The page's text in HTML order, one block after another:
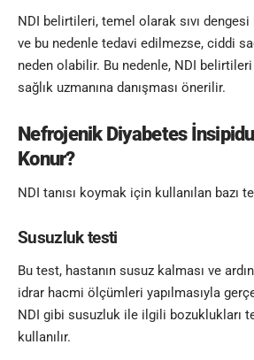
NDI belirtileri, temel olarak sıvı dengesi
ve bu nedenle tedavi edilmezse, ciddi
neden olabilir. Bu nedenle, NDI
sağlık uzmanına danışması önerilir.
Nefrojenik Diyabetes
Konur?
NDI tanısı koymak için kullanılan bazı
Susuzluk testi
Bu test, hastanın susuz kalması ve
idrar hacmi ölçümleri yapılmasıyla
NDI gibi susuzluk ile ilgili bozuklukları
kullanılır.